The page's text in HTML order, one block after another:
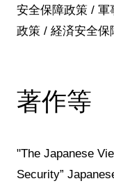
安全保障政策 / 軍
政策 / 経済安全保
著作等
"The Japanese
Security”